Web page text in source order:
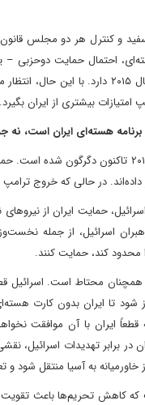
سفید و کنترل هر دو مجلس
احتمال حمایت
تأیید کنگره نسبت به برجام
بیشتری از ایران بگیرد.
در حالی که خروج
حمایت ایران از
اسرائیل، از جمله
کند، حمایت کنند.
محتاط است. اسرائیل
شود تا ایران بدون کارت
قطعاً ایران با آن موافقت
برابر تهدیدات اسرائیل،
به آسیا منتقل شود و
که کاهش تحریم‌ها باعث